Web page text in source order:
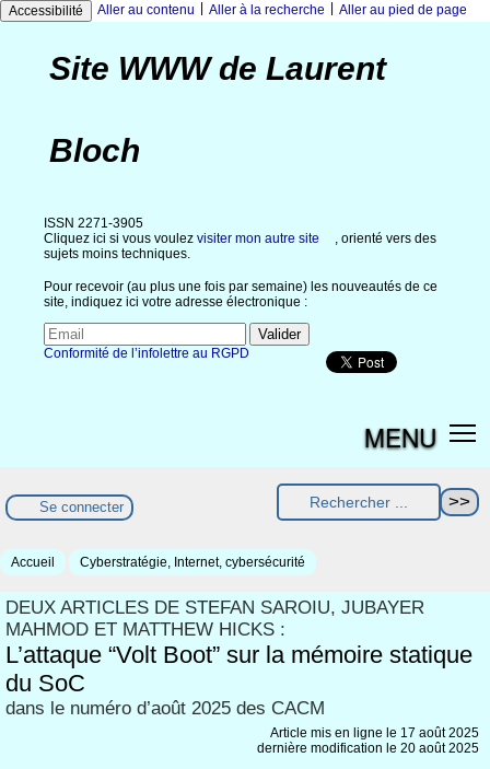
Accessibilité Aller au contenu Aller à la recherche Aller au pied de page
Site WWW de Laurent
Bloch
ISSN 2271-3905
Cliquez ici si vous voulez visiter mon autre site
, orienté vers des
sujets moins techniques.
Pour recevoir (au plus une fois par semaine) les nouveautés de ce
site, indiquez ici votre adresse électronique :
Conformité de l’infolettre au RGPD
MENU
Se connecter
Accueil Cyberstratégie, Internet, cybersécurité
DEUX ARTICLES DE STEFAN SAROIU, JUBAYER
MAHMOD ET MATTHEW HICKS :
L’attaque “Volt Boot” sur la mémoire statique
du SoC
dans le numéro d’août 2025 des CACM
Article mis en ligne le 17 août 2025
dernière modification le 20 août 2025